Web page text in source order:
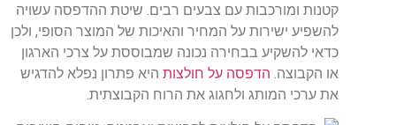
קטנות ומורכבות עם צבעים רבים. שיטת ההדפסה עשויה
להשפיע ישירות על המחיר והאיכות של המוצר הסופי, ולכן
כדאי להשקיע בבחירה נכונה שמבוססת על צרכי הארגון
או הקבוצה. הדפסה על חולצות היא פתרון נפלא להדגיש
את ערכי המותג ולחגוג את הרוח הקבוצתית.